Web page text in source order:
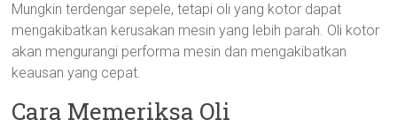
Mungkin terdengar sepele, tetapi oli yang kotor dapat
mengakibatkan kerusakan mesin yang lebih parah. Oli kotor
akan mengurangi performa mesin dan mengakibatkan
keausan yang cepat.
Cara Memeriksa Oli